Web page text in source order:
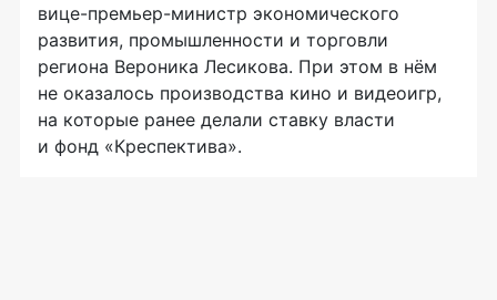
вице-премьер-министр экономического
развития, промышленности и торговли
региона Вероника Лесикова. При этом в нём
не оказалось производства кино и видеоигр,
на которые ранее делали ставку власти
и фонд «Креспектива».